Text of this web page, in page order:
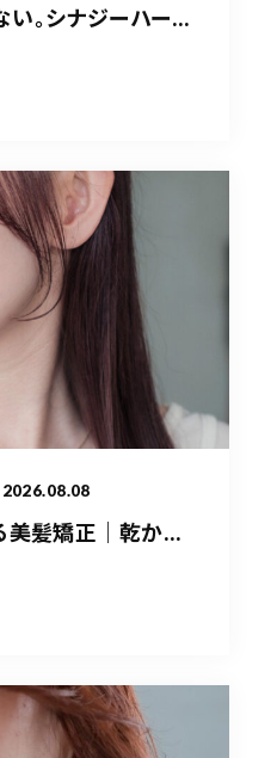
。シナジーハー...
2026.08.08
美髪矯正｜乾か...